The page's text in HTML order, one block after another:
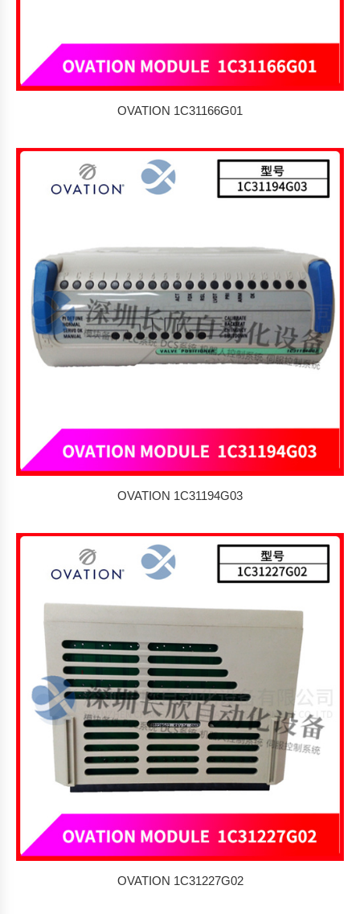
OVATION 1C31166G01
OVATION 1C31194G03
OVATION 1C31227G02